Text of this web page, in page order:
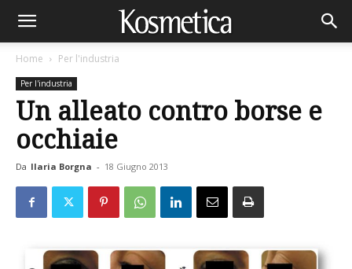
Home Per l'industria
Per l'industria
Un alleato contro borse e
occhiaie
Da Ilaria Borgna - 18 Giugno 2013